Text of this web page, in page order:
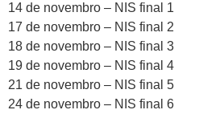
14 de novembro – NIS final 1
17 de novembro – NIS final 2
18 de novembro – NIS final 3
19 de novembro – NIS final 4
21 de novembro – NIS final 5
24 de novembro – NIS final 6